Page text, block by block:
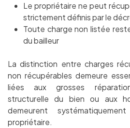
Le propriétaire ne peut
strictement définis par le
Toute charge non listée
du bailleur
La distinction entre charges
non récupérables demeure
liées aux grosses
structurelle du bien ou aux
demeurent
propriétaire.